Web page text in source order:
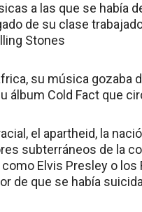
a las que se había
de su clase
Stones
su música gozaba
álbum Cold Fact que
el apartheid, la
subterráneos de la
Elvis Presley o
de que se había